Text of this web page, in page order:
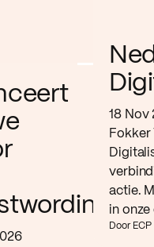
18 Nov
Fokker
actie.
in onze
Door ECP